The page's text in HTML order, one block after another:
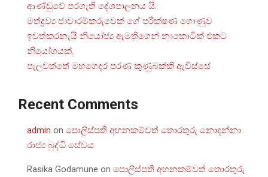
ආණ්ඩුවේ පරගැති දේශපාලනය යි.
මත්ද්‍රව්‍ය ජාවාරම්කරුවෙක් ගේ පරීක්ෂණ ගොණුව
ඉවත්කරනැයි නියෝජ්‍ය ඇමතිගෙන් නාකොටික් එකට
නියෝගයක්.
පැලවත්තේ මහගෙදර පරණ කුණුබක්කි ඇවිස්සේ
Recent Comments
admin on පොලිස්පති අහනකම්වත් තොරතුරු නොදන්නා
රාජ්‍ය බුද්ධි සේවය
Rasika Godamune on පොලිස්පති අහනකම්වත් තොරතුරු